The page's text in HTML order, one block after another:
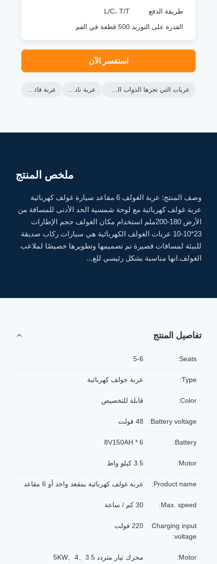
طريقة الدفع
L/C، T/T
القدرة على التوريد 500 قطعة في الفم
استفسر الآن
عربات التي تجرها الدواب الصيد الكهربائية عربة نادي utv عربة فائدة utv
ملخص المنتج
وصف المنتج: عربة الغولف 6 مقاعد سيارة غولف كهربائية
عربة غولف كهربائية مع لوحة شمسية الحد الأدنى للمسافة من
الأرض 180-200ملم استخدام مكان الغولف حجم الإطارات
23*10-10 عربات الغولف الكهربائية هي سيارات ركاب صديقة
للبيئة لمسافات قصيرة تم تصميمها وتطويرها خصيصًا لملاعب
الغولف.انها مناسبة بشكل رئيسي للع...
تفاصيل المنتج
Seats:
5-6
Type: عربة جولف كهربائية
Color: قابلة للتخصيص
Battery voltage: 48 فولت
Battery:
8V150AH * 6
Motor: 3.5 كيلو واط
Product name: عربة غولف كهربائية بمقعد واحد أو 6 مقاعد
Max. speed: 30 كم / ساعة
Charging input
voltage:
220 فولت
Motor: محرك تيار متردد 3.5、4、5KW